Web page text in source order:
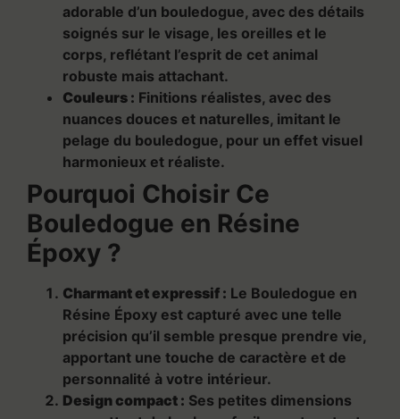
adorable d’un bouledogue, avec des détails
soignés sur le visage, les oreilles et le
corps, reflétant l’esprit de cet animal
robuste mais attachant.
Couleurs : Finitions réalistes, avec des
nuances douces et naturelles, imitant le
pelage du bouledogue, pour un effet visuel
harmonieux et réaliste.
Pourquoi Choisir Ce
Bouledogue en Résine
Époxy ?
Charmant et expressif : Le Bouledogue en
Résine Époxy est capturé avec une telle
précision qu’il semble presque prendre vie,
apportant une touche de caractère et de
personnalité à votre intérieur.
Design compact : Ses petites dimensions